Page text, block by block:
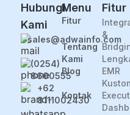
Hubungi
Kami
sales@adwainfo.com
(0254)
8600555
+62
8111002430
Menu
Fitur
Tentang
Kami
Blog
Kontak
Fitur
&
EMR